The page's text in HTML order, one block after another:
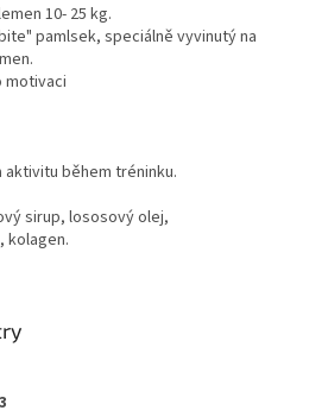
10- 25 kg.
pamlsek, speciálně vyvinutý na
motivaci
aktivitu během tréninku.
sirup, lososový olej,
kolagen.